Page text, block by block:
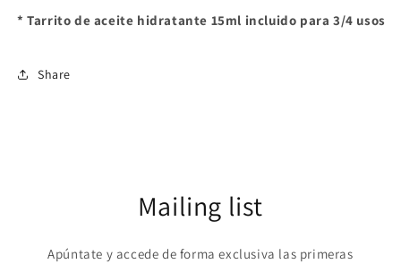
* Tarrito de aceite hidratante 15ml incluido para 3/4 usos
Share
Mailing list
Apúntate y accede de forma exclusiva las primeras